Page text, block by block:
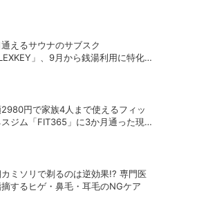
えるサウナのサブスク
」、9月から銭湯利用に特化し
2980円で家族4人まで使えるフィッ
スジム「FIT365」に3か月通った現在
ミソリで剃るのは逆効果!? 専門医
するヒゲ・鼻毛・耳毛のNGケア